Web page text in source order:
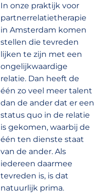
In onze praktijk voor
partnerrelatietherapie
in Amsterdam komen
stellen die tevreden
lijken te zijn met een
ongelijkwaardige
relatie. Dan heeft de
één zo veel meer talent
dan de ander dat er een
status quo in de relatie
is gekomen, waarbij de
één ten dienste staat
van de ander. Als
iedereen daarmee
tevreden is, is dat
natuurlijk prima.